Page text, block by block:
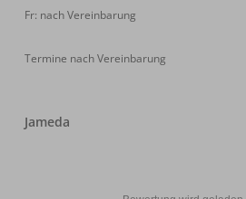
Fr: nach Vereinbarung
Termine nach Vereinbarung
Jameda